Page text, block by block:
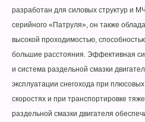
разработан для силовых структур и
серийного «Патруля», он также
высокой проходимостью,
большие расстояния. Эффективная
и система раздельной смазки
эксплуатации снегохода при
скоростях и при транспортировке
раздельной смазки двигателя